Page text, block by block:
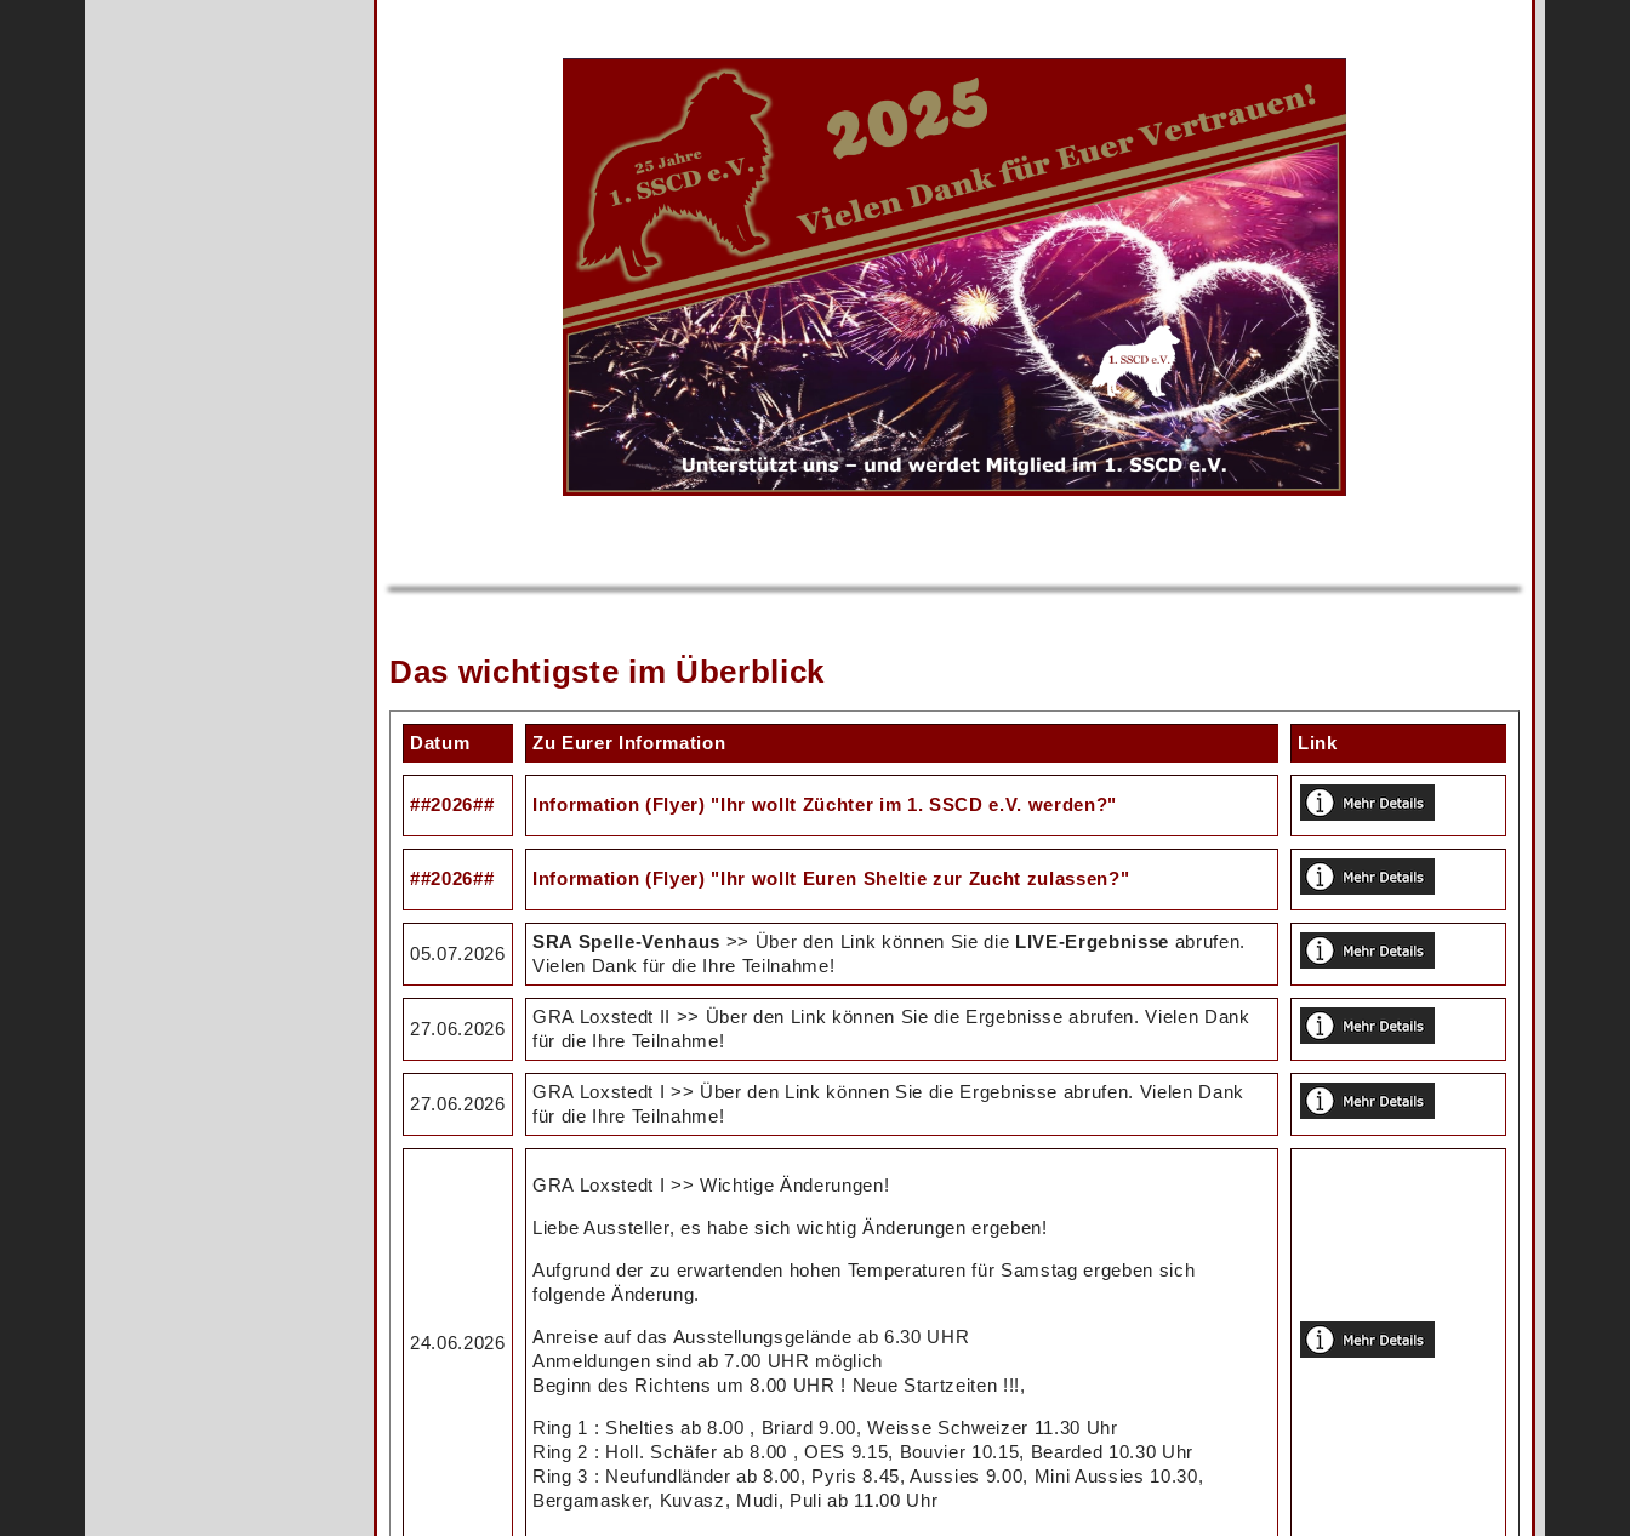
Das wichtigste im Überblick
Datum Zu Eurer Information Link
##2026## Information (Flyer) "Ihr wollt Züchter im 1. SSCD e.V. werden?"
##2026## Information (Flyer) "Ihr wollt Euren Sheltie zur Zucht zulassen?"
05.07.2026
SRA Spelle-Venhaus >> Über den Link können Sie die LIVE-Ergebnisse abrufen.
Vielen Dank für die Ihre Teilnahme!
27.06.2026
GRA Loxstedt II >> Über den Link können Sie die Ergebnisse abrufen. Vielen Dank
für die Ihre Teilnahme!
27.06.2026
GRA Loxstedt I >> Über den Link können Sie die Ergebnisse abrufen. Vielen Dank
für die Ihre Teilnahme!
24.06.2026
GRA Loxstedt I >> Wichtige Änderungen!
Liebe Aussteller, es habe sich wichtig Änderungen ergeben!
Aufgrund der zu erwartenden hohen Temperaturen für Samstag ergeben sich
folgende Änderung.
Anreise auf das Ausstellungsgelände ab 6.30 UHR
Anmeldungen sind ab 7.00 UHR möglich
Beginn des Richtens um 8.00 UHR ! Neue Startzeiten !!!,
Ring 1 : Shelties ab 8.00 , Briard 9.00, Weisse Schweizer 11.30 Uhr
Ring 2 : Holl. Schäfer ab 8.00 , OES 9.15, Bouvier 10.15, Bearded 10.30 Uhr
Ring 3 : Neufundländer ab 8.00, Pyris 8.45, Aussies 9.00, Mini Aussies 10.30,
Bergamasker, Kuvasz, Mudi, Puli ab 11.00 Uhr